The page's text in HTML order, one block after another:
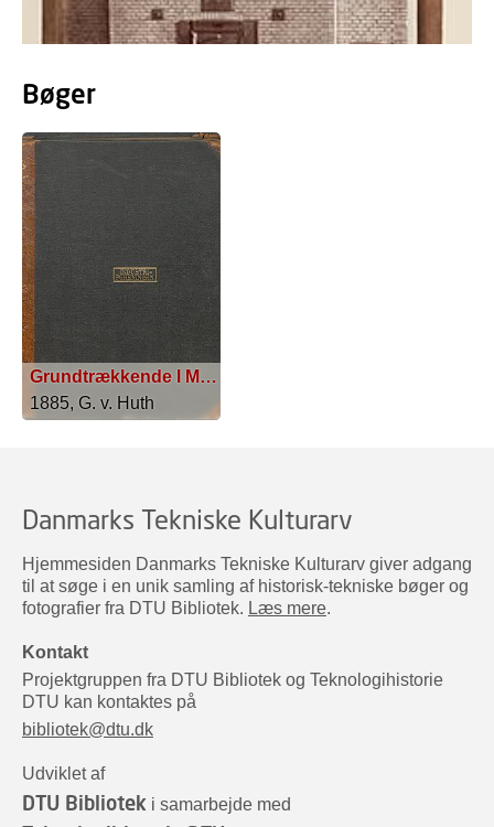
Bøger
Grundtrækkende I Murstens-Forbindelser
1885, G. v. Huth
Danmarks Tekniske Kulturarv
Hjemmesiden Danmarks Tekniske Kulturarv giver adgang
til at søge i en unik samling af historisk-tekniske bøger og
fotografier fra DTU Bibliotek. Læs mere.
Kontakt
Projektgruppen fra DTU Bibliotek og Teknologihistorie
DTU kan kontaktes på
bibliotek@dtu.dk
Udviklet af
DTU Bibliotek i samarbejde med